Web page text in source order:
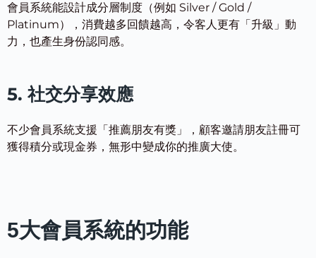
會員系統能設計成分層制度（例如 Silver / Gold /
Platinum），消費越多回饋越高，令客人更有「升級」動
力，也產生身份認同感。
5. 社交分享效應
不少會員系統支援「推薦朋友有獎」，顧客邀請朋友註冊可
獲得積分或現金券，無形中變成你的推廣大使。
5大會員系統的功能